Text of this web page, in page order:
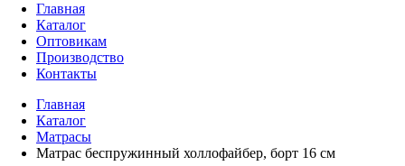
Главная
Каталог
Оптовикам
Производство
Контакты
Главная
Каталог
Матрасы
Матрас беспружинный холлофайбер, борт 16 см